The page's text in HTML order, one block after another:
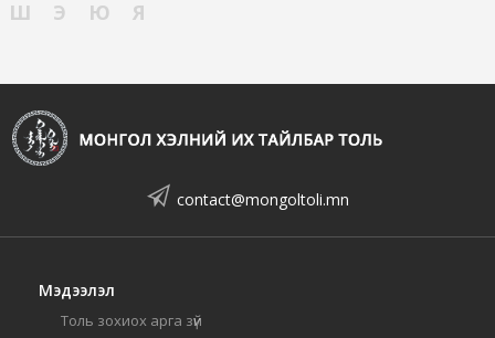
Ш
Э Ю Я
contact@mongoltoli.mn
Мэдээлэл
Толь зохиох арга зүй